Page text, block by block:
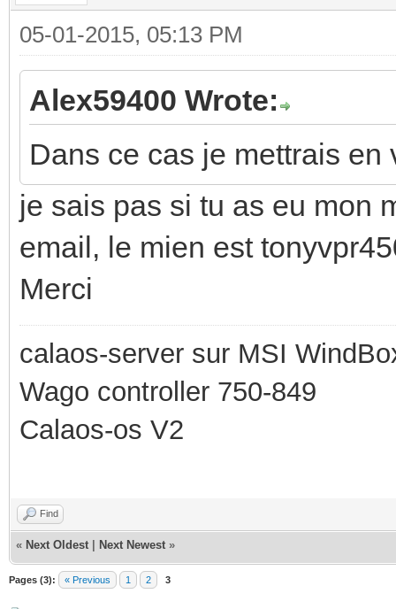
05-01-2015, 05:13 PM
Alex59400 Wrote:
Dans ce cas je mettrais
je sais pas si tu as eu mon
email, le mien est
Merci
calaos-server sur MSI
Wago controller 750-849
Calaos-os V2
Find
« Next Oldest Next Newest »
Pages (3): « Previous 1 2 3